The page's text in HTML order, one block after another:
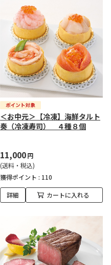
＜お中元＞【冷凍】海鮮タルト
奏（冷凍寿司） ４種８個
11,000円
(送料・税込)
獲得ポイント : 110
詳細 カートに入れる